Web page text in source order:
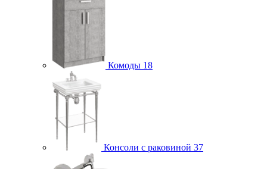
Комоды 18
Консоли с раковиной 37